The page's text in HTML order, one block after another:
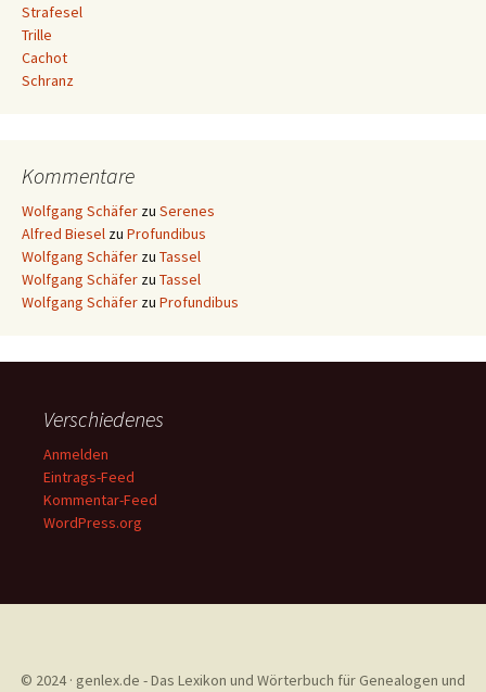
Strafesel
Trille
Cachot
Schranz
Kommentare
Wolfgang Schäfer zu Serenes
Alfred Biesel zu Profundibus
Wolfgang Schäfer zu Tassel
Wolfgang Schäfer zu Tassel
Wolfgang Schäfer zu Profundibus
Verschiedenes
Anmelden
Eintrags-Feed
Kommentar-Feed
WordPress.org
© 2024 · genlex.de - Das Lexikon und Wörterbuch für Genealogen und